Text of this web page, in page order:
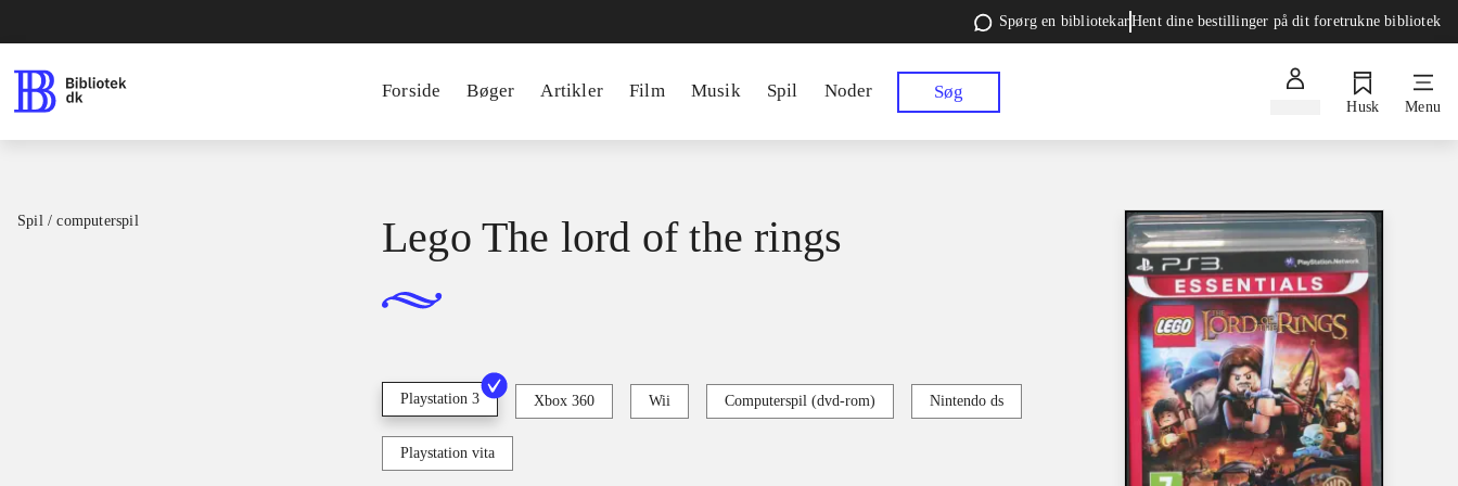
Spørg en bibliotekarHent dine bestillinger på dit foretrukne bibliotek
Forside Bøger Artikler Film Musik Spil Noder Søg
Husk Menu
Spil / computerspil Lego The lord of the rings
Playstation 3 Xbox 360 Wii Computerspil (dvd-rom) Nintendo ds
Playstation vita